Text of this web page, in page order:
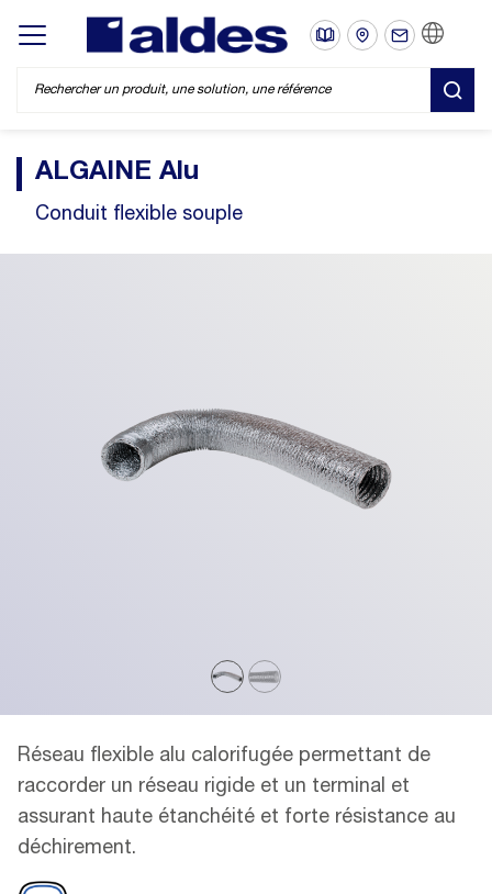
Display/hide main menu
ALGAINE Alu
Conduit flexible souple
Réseau flexible alu calorifugée permettant de
raccorder un réseau rigide et un terminal et
assurant haute étanchéité et forte résistance au
déchirement.